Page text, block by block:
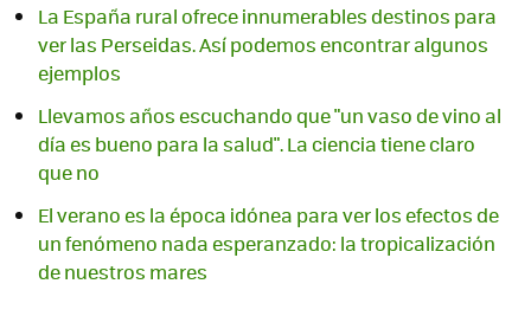
La España rural ofrece innumerables destinos para
ver las Perseidas. Así podemos encontrar algunos
ejemplos
Llevamos años escuchando que "un vaso de vino al
día es bueno para la salud". La ciencia tiene claro
que no
El verano es la época idónea para ver los efectos de
un fenómeno nada esperanzado: la tropicalización
de nuestros mares